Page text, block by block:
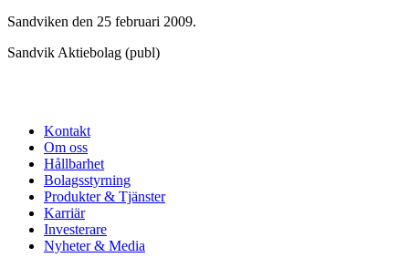
Sandviken den 25 februari 2009.
Sandvik Aktiebolag (publ)
Kontakt
Om oss
Hållbarhet
Bolagsstyrning
Produkter & Tjänster
Karriär
Investerare
Nyheter & Media